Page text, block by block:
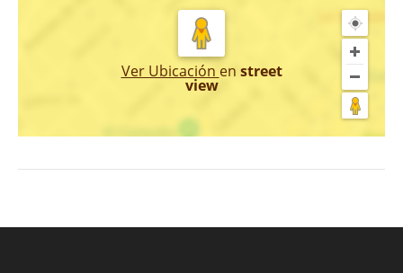
Ver Ubicación en street
view